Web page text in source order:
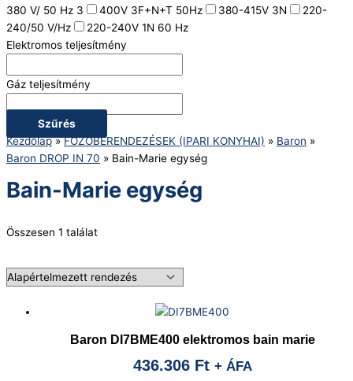
380 V/ 50 Hz 3
400V 3F+N+T 50Hz 380-415V 3N
220-
240/50 V/Hz
220-240V 1N 60 Hz
Elektromos teljesítmény
Gáz teljesítmény
Szűrés
Kezdőlap»FŐZŐBERENDEZÉSEK (IPARI KONYHAI) » Baron »
Baron DROP IN 70 » Bain-Marie egység
Bain-Marie egység
Összesen 1 találat
Baron DI7BME400 elektromos bain marie
436.306 Ft + ÁFA